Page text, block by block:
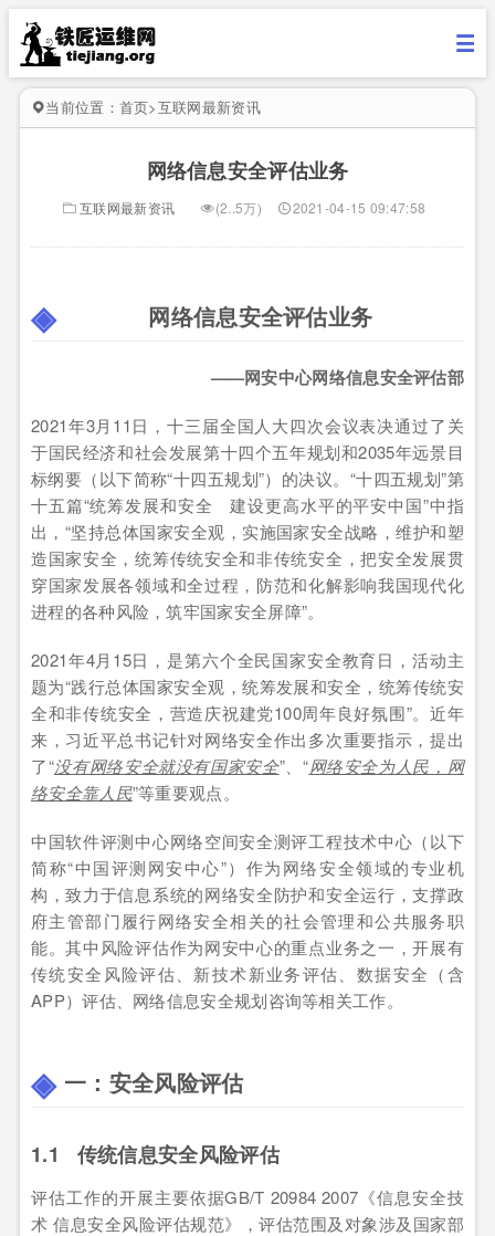
当前位置： 首页>互联网最新资讯
网络信息安全评估业务
互联网最新资讯 (2..5万) 2021-04-15 09:47:58
网络信息安全评估业务
——网安中心网络信息安全评估部
2021年3月11日，十三届全国人大四次会议表决通过了关
于国民经济和社会发展第十四个五年规划和2035年远景目
标纲要（以下简称“十四五规划”）的决议。“十四五规划”第
十五篇“统筹发展和安全 建设更高水平的平安中国”中指
出，“坚持总体国家安全观，实施国家安全战略，维护和塑
造国家安全，统筹传统安全和非传统安全，把安全发展贯
穿国家发展各领域和全过程，防范和化解影响我国现代化
进程的各种风险，筑牢国家安全屏障”。
2021年4月15日，是第六个全民国家安全教育日，活动主
题为“践行总体国家安全观，统筹发展和安全，统筹传统安
全和非传统安全，营造庆祝建党100周年良好氛围”。近年
来，习近平总书记针对网络安全作出多次重要指示，提出
了“没有网络安全就没有国家安全”、“网络安全为人民，网
络安全靠人民”等重要观点。
中国软件评测中心网络空间安全测评工程技术中心（以下
简称“中国评测网安中心”）作为网络安全领域的专业机
构，致力于信息系统的网络安全防护和安全运行，支撑政
府主管部门履行网络安全相关的社会管理和公共服务职
能。其中风险评估作为网安中心的重点业务之一，开展有
传统安全风险评估、新技术新业务评估、数据安全（含
APP）评估、网络信息安全规划咨询等相关工作。
一：安全风险评估
1.1 传统信息安全风险评估
评估工作的开展主要依据GB/T 20984 2007《信息安全技
术 信息安全风险评估规范》，评估范围及对象涉及国家部